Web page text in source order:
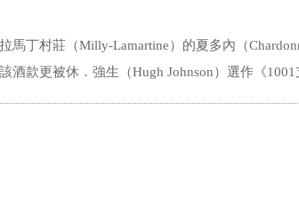
馬丁村莊（Milly-Lamartine）的夏多內（
酒款更被休．強生（Hugh Johnson）選作《